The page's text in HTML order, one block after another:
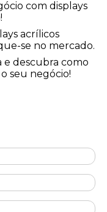
com displays
acrílicos
se no mercado.
descubra como
seu negócio!